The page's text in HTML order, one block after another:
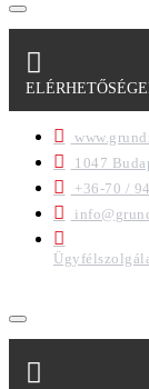
1047
+36-70 /